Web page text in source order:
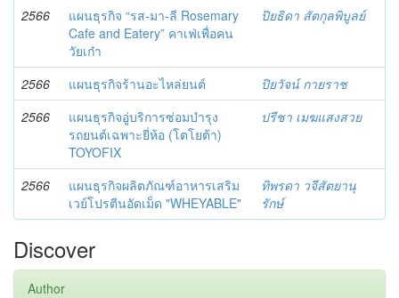
2566
แผนธุรกิจ “รส-มา-ลี Rosemary
Cafe and Eatery” คาเฟ่เพื่อคน
วัยเก๋า
ปิยธิดา สัตกุลพิบูลย์
2566 แผนธุรกิจร้านอะไหล่ยนต์
ปิยวัจน์ กายราช
2566
แผนธุรกิจอู่บริการซ่อมบำรุง
รถยนต์เฉพาะยี่ห้อ (โตโยต้า)
TOYOFIX
ปรีชา เมฆแสงสวย
2566
แผนธุรกิจผลิตภัณฑ์อาหารเสริม
เวย์โปรตีนอัดเม็ด "WHEYABLE"
ทิพรดา วจีสัตยานุ
รักษ์
Discover
Author